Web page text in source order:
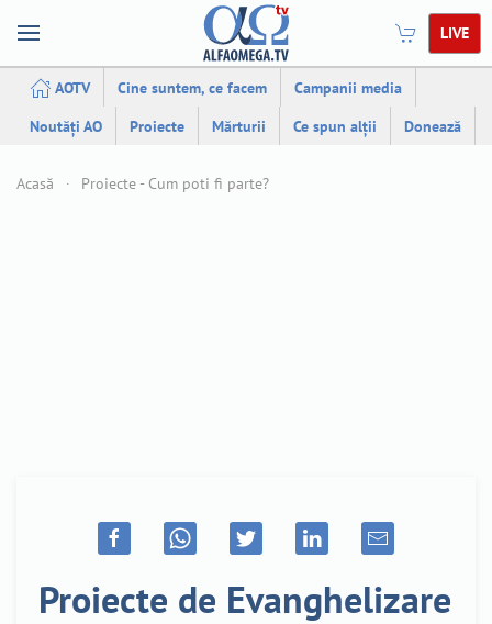
LIVE
AOTV Cine suntem, ce facem
Campanii media
Noutăți AO
Proiecte Mărturii Ce spun alții Donează
Acasă Proiecte - Cum poti fi parte?
Proiecte de Evanghelizare